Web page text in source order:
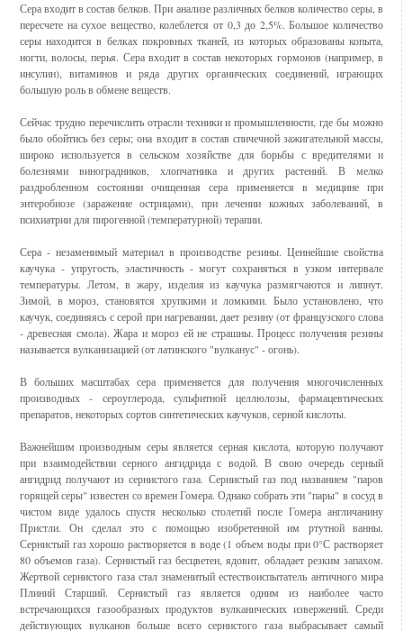
Сера входит в состав белков. При анализе различных белков количество серы, в
пересчете на сухое вещество, колеблется от 0,3 до 2,5%. Большое количество
серы находится в белках покровных тканей, из которых образованы копыта,
ногти, волосы, перья. Сера входит в состав некоторых гормонов (например, в
инсулин), витаминов и ряда других органических соединений, играющих
большую роль в обмене веществ.
Сейчас трудно перечислить отрасли техники и промышленности, где бы можно
было обойтись без серы; она входит в состав спичечной зажигательной массы,
широко используется в сельском хозяйстве для борьбы с вредителями и
болезнями виноградников, хлопчатника и других растений. В мелко
раздробленном состоянии очищенная сера применяется в медицине при
энтеробиозе (заражение острицами), при лечении кожных заболеваний, в
психиатрии для пирогенной (температурной) терапии.
Сера - незаменимый материал в производстве резины. Ценнейшие свойства
каучука - упругость, эластичность - могут сохраняться в узком интервале
температуры. Летом, в жару, изделия из каучука размягчаются и липнут.
Зимой, в мороз, становятся хрупкими и ломкими. Было установлено, что
каучук, соединяясь с серой при нагревании, дает резину (от французского слова
- древесная смола). Жара и мороз ей не страшны. Процесс получения резины
называется вулканизацией (от латинского "вулканус" - огонь).
В больших масштабах сера применяется для получения многочисленных
производных - сероуглерода, сульфитной целлюлозы, фармацевтических
препаратов, некоторых сортов синтетических каучуков, серной кислоты.
Важнейшим производным серы является серная кислота, которую получают
при взаимодействии серного ангидрида с водой. В свою очередь серный
ангидрид получают из сернистого газа. Сернистый газ под названием "паров
горящей серы" известен со времен Гомера. Однако собрать эти "пары" в сосуд в
чистом виде удалось спустя несколько столетий после Гомера англичанину
Пристли. Он сделал это с помощью изобретенной им ртутной ванны.
Сернистый газ хорошо растворяется в воде (1 объем воды при 0°С растворяет
80 объемов газа). Сернистый газ бесцветен, ядовит, обладает резким запахом.
Жертвой сернистого газа стал знаменитый естествоиспытатель античного мира
Плиний Старший. Сернистый газ является одним из наиболее часто
встречающихся газообразных продуктов вулканических извержений. Среди
действующих вулканов больше всего сернистого газа выбрасывает самый